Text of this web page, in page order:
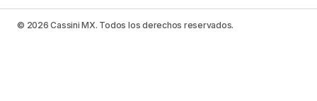
© 2026 Cassini MX. Todos los derechos reservados.